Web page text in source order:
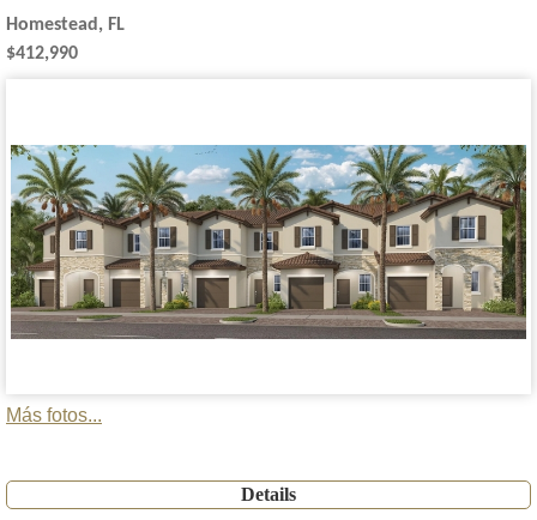
Homestead, FL
$412,990
Más fotos...
Details